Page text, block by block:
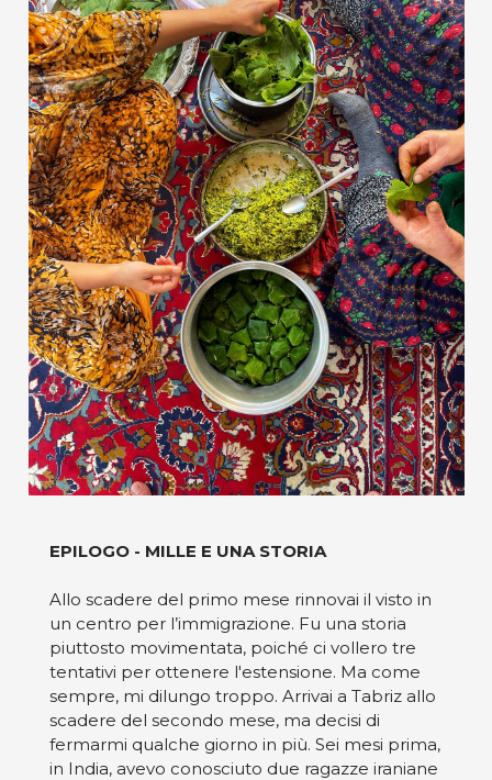
EPILOGO - MILLE E UNA STORIA
Allo scadere del primo mese rinnovai il visto in
un centro per l’immigrazione. Fu una storia
piuttosto movimentata, poiché ci vollero tre
tentativi per ottenere l'estensione. Ma come
sempre, mi dilungo troppo. Arrivai a Tabriz allo
scadere del secondo mese, ma decisi di
fermarmi qualche giorno in più. Sei mesi prima,
in India, avevo conosciuto due ragazze iraniane